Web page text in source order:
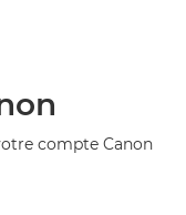
compte Canon